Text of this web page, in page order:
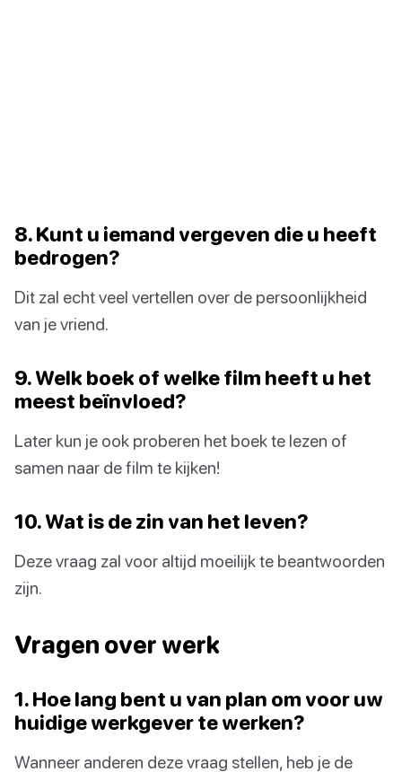
8. Kunt u iemand vergeven die u heeft
bedrogen?
Dit zal echt veel vertellen over de persoonlijkheid
van je vriend.
9. Welk boek of welke film heeft u het
meest beïnvloed?
Later kun je ook proberen het boek te lezen of
samen naar de film te kijken!
10. Wat is de zin van het leven?
Deze vraag zal voor altijd moeilijk te beantwoorden
zijn.
Vragen over werk
1. Hoe lang bent u van plan om voor uw
huidige werkgever te werken?
Wanneer anderen deze vraag stellen, heb je de